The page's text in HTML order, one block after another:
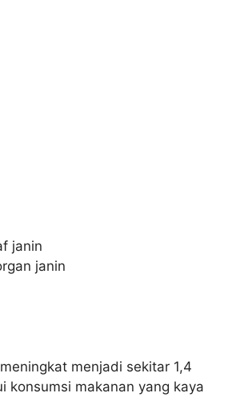
janin
janin
menjadi sekitar 1,4
konsumsi makanan yang kaya